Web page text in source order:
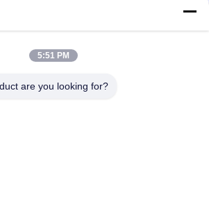
ンの注入31G 6mmのための使い捨て可能
を承認した
ンの注入のためのマイクロ インシュリンの
5:51 PM
are you looking for?